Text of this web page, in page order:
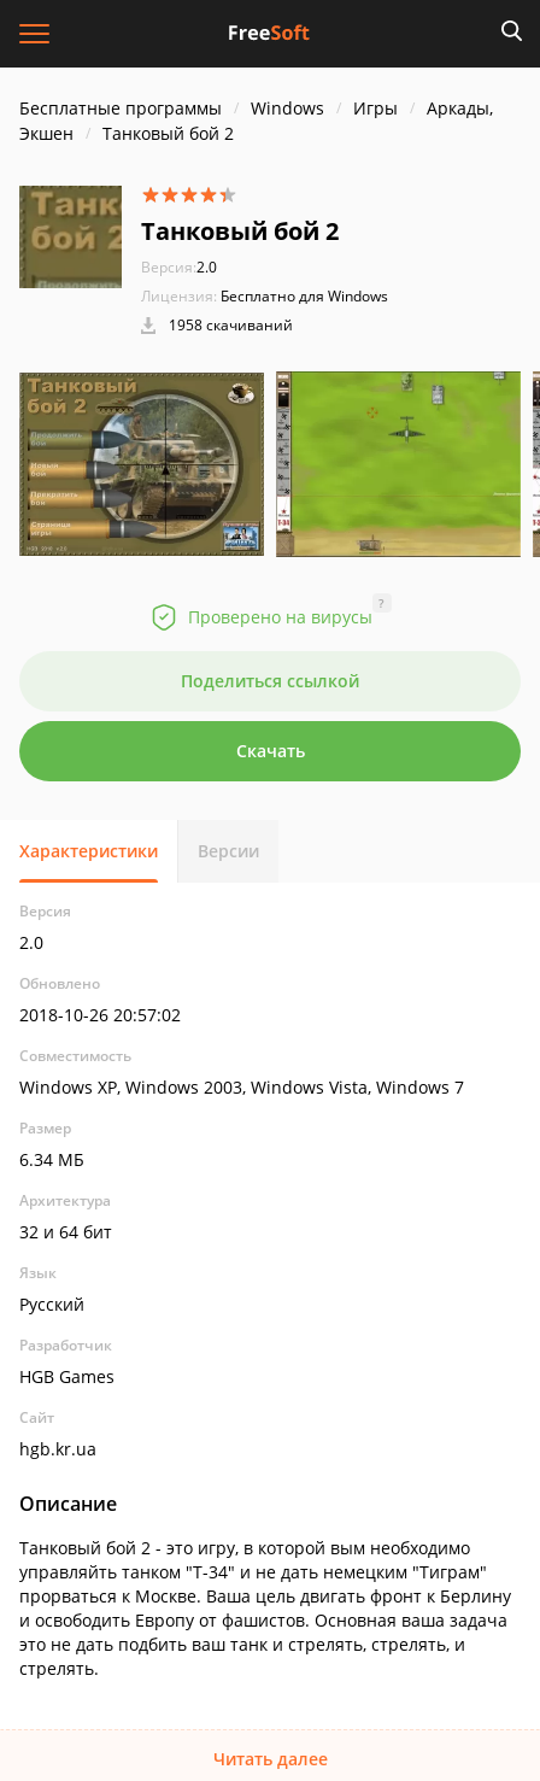
Бесплатные программы Windows Игры
Аркады,
Экшен
Танковый бой 2
Танковый бой 2
Версия:2.0
Лицензия: Бесплатно для Windows
1958 скачиваний
Проверено на вирусы
?
Поделиться ссылкой
Скачать
Характеристики Версии
Версия
2.0
Обновлено
2018-10-26 20:57:02
Совместимость
Windows XP, Windows 2003, Windows Vista, Windows 7
Размер
6.34 МБ
Архитектура
32 и 64 бит
Язык
Русский
Разработчик
HGB Games
Сайт
hgb.kr.ua
Описание
Танковый бой 2 - это игру, в которой вым необходимо
управляйть танком "Т-34" и не дать немецким "Тиграм"
прорваться к Москве. Ваша цель двигать фронт к Берлину
и освободить Европу от фашистов. Основная ваша задача
это не дать подбить ваш танк и стрелять, стрелять, и
стрелять.
Читать далее